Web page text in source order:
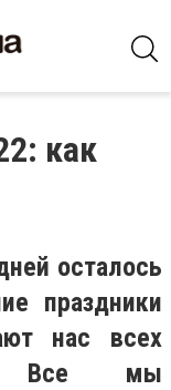
как
осталось
праздники
нас всех
Все мы